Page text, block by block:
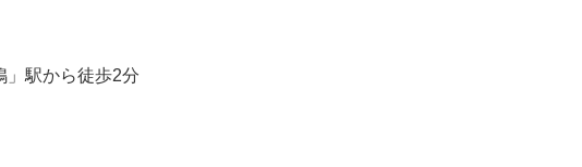
」駅から徒歩2分